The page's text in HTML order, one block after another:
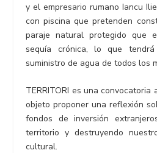
y el empresario rumano Iancu
con piscina que pretenden
paraje natural protegido que
sequía crónica, lo que
suministro de agua de todos los
TERRITORI es una
objeto proponer una reflexión
fondos de inversión
territorio y destruyendo
cultural.